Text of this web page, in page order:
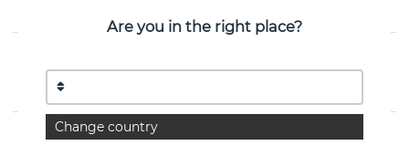
Von der dänischen Marke Maanesten
EIGENSCHAFTEN
Are you in the right place?
Change country